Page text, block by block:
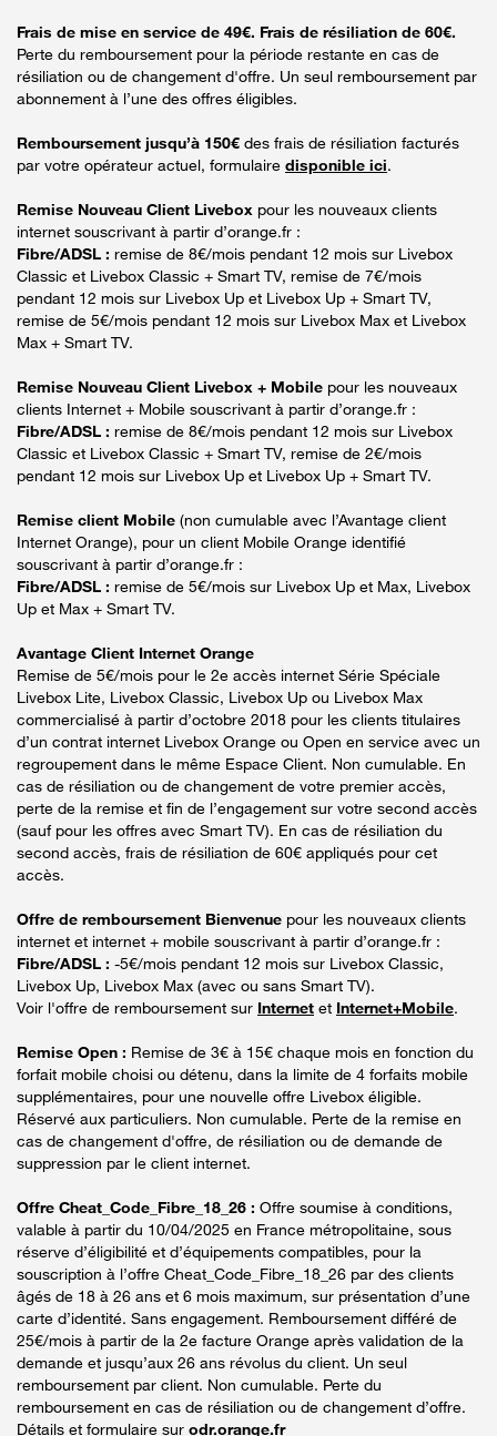
Frais de mise en service de 49€. Frais de résiliation de 60€.
Perte du remboursement pour la période restante en cas de
résiliation ou de changement d'offre. Un seul remboursement par
abonnement à l’une des offres éligibles.
Remboursement jusqu’à 150€ des frais de résiliation facturés
par votre opérateur actuel, formulaire disponible ici.
Remise Nouveau Client Livebox pour les nouveaux clients
internet souscrivant à partir d’orange.fr :
Fibre/ADSL : remise de 8€/mois pendant 12 mois sur Livebox
Classic et Livebox Classic + Smart TV, remise de 7€/mois
pendant 12 mois sur Livebox Up et Livebox Up + Smart TV,
remise de 5€/mois pendant 12 mois sur Livebox Max et Livebox
Max + Smart TV.
Remise Nouveau Client Livebox + Mobile pour les nouveaux
clients Internet + Mobile souscrivant à partir d’orange.fr :
Fibre/ADSL : remise de 8€/mois pendant 12 mois sur Livebox
Classic et Livebox Classic + Smart TV, remise de 2€/mois
pendant 12 mois sur Livebox Up et Livebox Up + Smart TV.
Remise client Mobile (non cumulable avec l’Avantage client
Internet Orange), pour un client Mobile Orange identifié
souscrivant à partir d’orange.fr :
Fibre/ADSL : remise de 5€/mois sur Livebox Up et Max, Livebox
Up et Max + Smart TV.
Avantage Client Internet Orange
Remise de 5€/mois pour le 2e accès internet Série Spéciale
Livebox Lite, Livebox Classic, Livebox Up ou Livebox Max
commercialisé à partir d’octobre 2018 pour les clients titulaires
d’un contrat internet Livebox Orange ou Open en service avec un
regroupement dans le même Espace Client. Non cumulable. En
cas de résiliation ou de changement de votre premier accès,
perte de la remise et fin de l’engagement sur votre second accès
(sauf pour les offres avec Smart TV). En cas de résiliation du
second accès, frais de résiliation de 60€ appliqués pour cet
accès.
Offre de remboursement Bienvenue pour les nouveaux clients
internet et internet + mobile souscrivant à partir d’orange.fr :
Fibre/ADSL : -5€/mois pendant 12 mois sur Livebox Classic,
Livebox Up, Livebox Max (avec ou sans Smart TV).
Voir l'offre de remboursement sur Internet et Internet+Mobile.
Remise Open : Remise de 3€ à 15€ chaque mois en fonction du
forfait mobile choisi ou détenu, dans la limite de 4 forfaits mobile
supplémentaires, pour une nouvelle offre Livebox éligible.
Réservé aux particuliers. Non cumulable. Perte de la remise en
cas de changement d'offre, de résiliation ou de demande de
suppression par le client internet.
Offre Cheat_Code_Fibre_18_26 : Offre soumise à conditions,
valable à partir du 10/04/2025 en France métropolitaine, sous
réserve d’éligibilité et d’équipements compatibles, pour la
souscription à l’offre Cheat_Code_Fibre_18_26 par des clients
âgés de 18 à 26 ans et 6 mois maximum, sur présentation d’une
carte d’identité. Sans engagement. Remboursement différé de
25€/mois à partir de la 2e facture Orange après validation de la
demande et jusqu’aux 26 ans révolus du client. Un seul
remboursement par client. Non cumulable. Perte du
remboursement en cas de résiliation ou de changement d’offre.
Détails et formulaire sur odr.orange.fr